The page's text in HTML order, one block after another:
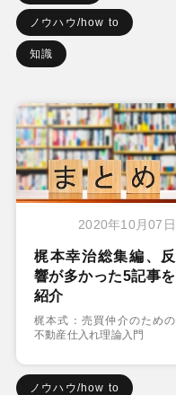
ノウハウ/how to
知識
2020年10月07日
梶本幸治総集編、反
響が多かった5記事を
紹介
梶本式：売買仲介のための
不動産仕入れ理論入門
ノウハウ/how to